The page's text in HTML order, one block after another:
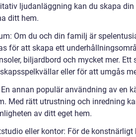
ljudanläggning kan du skapa
ditt hem.
Om du och din familj är
för att skapa ett
biljardbord och mycket mer.
eller för att umgås
annan populär användning av en
Med rätt utrustning och inredning
av ditt eget hem.
eller kontor: För de